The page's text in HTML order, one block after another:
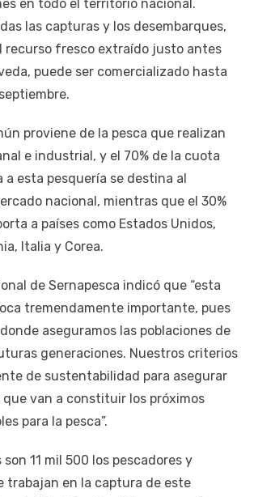
en todo el territorio nacional.
las capturas y los desembarques,
recurso fresco extraído justo antes
puede ser comercializado hasta
proviene de la pesca que realizan
e industrial, y el 70% de la cuota
a esta pesquería se destina al
nacional, mientras que el 30%
a países como Estados Unidos,
Italia y Corea.
de Sernapesca indicó que “esta
tremendamente importante, pues
aseguramos las poblaciones de
generaciones. Nuestros criterios
de sustentabilidad para asegurar
que van a constituir los próximos
para la pesca”.
11 mil 500 los pescadores y
trabajan en la captura de este